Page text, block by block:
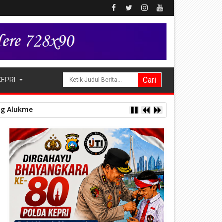
Obat Aman